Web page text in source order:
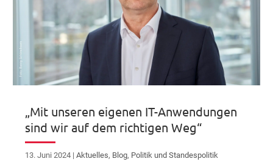
„Mit unseren eigenen IT-Anwendungen
sind wir auf dem richtigen Weg“
13. Juni 2024 |Aktuelles, Blog, Politik und Standespolitik